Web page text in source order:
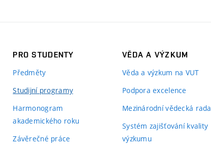
PRO STUDENTY
Předměty
Studijní programy
Harmonogram
akademického roku
Závěrečné práce
VĚDA A VÝZKUM
Věda a výzkum na VUT
Podpora excelence
Mezinárodní vědecká rada
Systém zajišťování kvality
výzkumu